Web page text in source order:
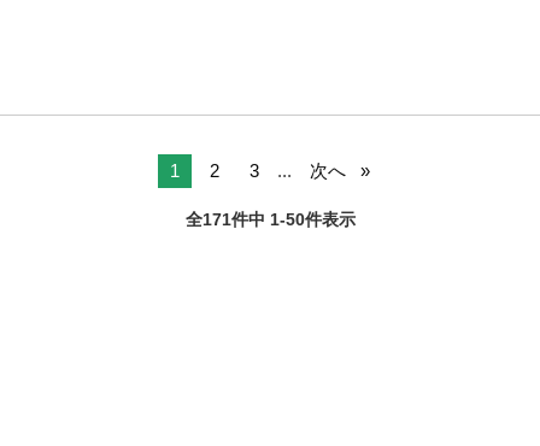
1 2 3 ... 次へ
全171件中 1-50件表示